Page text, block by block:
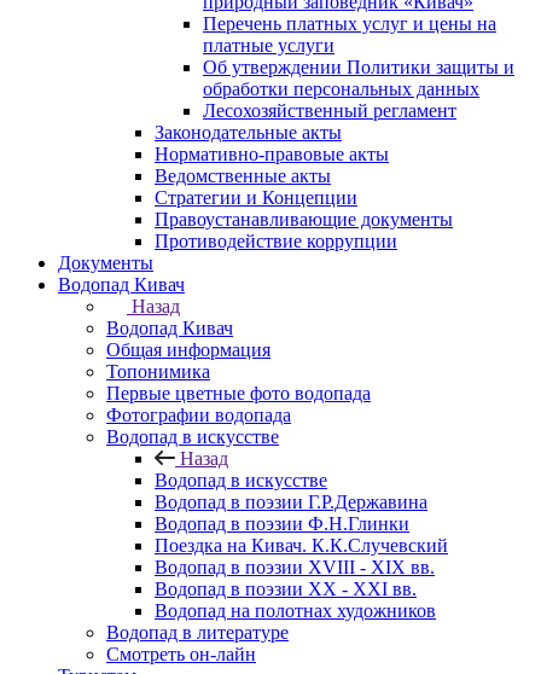
Перечень платных услуг и цены на
платные услуги
Об утверждении Политики защиты и
обработки персональных данных
Лесохозяйственный регламент
Законодательные акты
Нормативно-правовые акты
Ведомственные акты
Стратегии и Концепции
Правоустанавливающие документы
Противодействие коррупции
Документы
Водопад Кивач
Назад
Водопад Кивач
Общая информация
Топонимика
Первые цветные фото водопада
Фотографии водопада
Водопад в искусстве
Назад
Водопад в искусстве
Водопад в поэзии Г.Р.Державина
Водопад в поэзии Ф.Н.Глинки
Поездка на Кивач. К.К.Случевский
Водопад в поэзии XVIII - XIX вв.
Водопад в поэзии XX - XXI вв.
Водопад на полотнах художников
Водопад в литературе
Смотреть он-лайн